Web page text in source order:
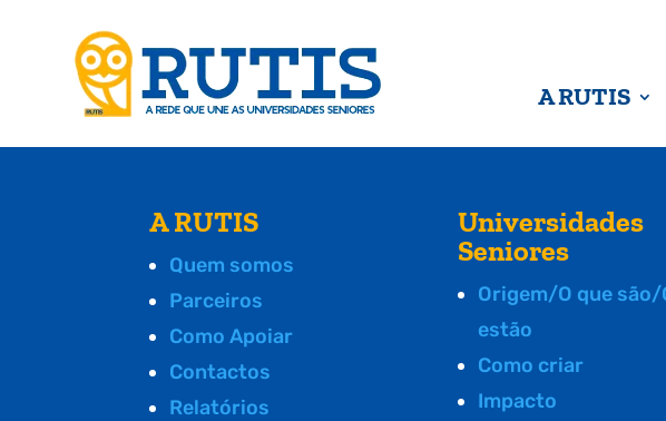
A RUTIS
A RUTIS
Quem somos
Parceiros
Como Apoiar
Contactos
Relatórios
Universidades
Seniores
Origem/O que são/
estão
Como criar
Impacto